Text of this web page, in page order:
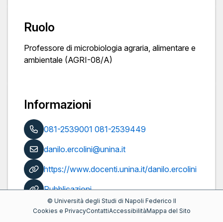
Ruolo
Professore di microbiologia agraria, alimentare e
ambientale (AGRI-08/A)
Informazioni
081-2539001 081-2539449
danilo.ercolini@unina.it
https://www.docenti.unina.it/danilo.ercolini
Pubblicazioni
© Università degli Studi di Napoli Federico II
Cookies e PrivacyContattiAccessibilitàMappa del Sito